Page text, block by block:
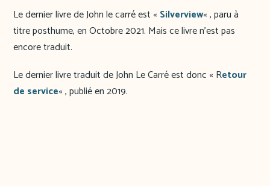
Le dernier livre de John le carré est « Silverview« , paru à
titre posthume, en Octobre 2021. Mais ce livre n’est pas
encore traduit.
Le dernier livre traduit de John Le Carré est donc « Retour
de service« , publié en 2019.